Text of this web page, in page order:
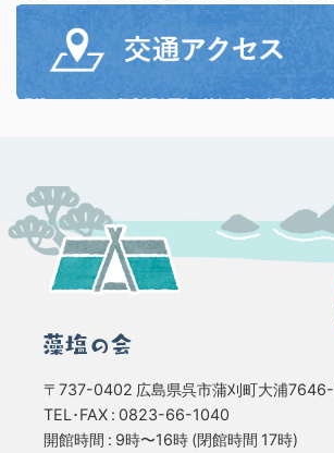
〒737-0402 広島県呉市蒲刈町大浦
TEL･FAX : 0823-66-1040
開館時間 : 9時〜16時 (閉館時間 17時)